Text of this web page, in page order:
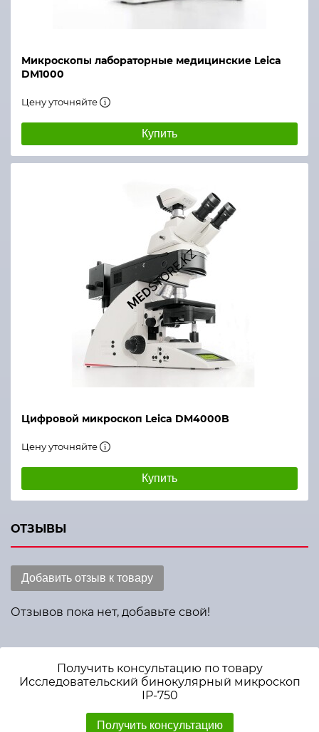
Микроскопы лабораторные медицинские Leica
DM1000
Цену уточняйте
Купить
Цифровой микроскоп Leica DM4000B
Цену уточняйте
Купить
ОТЗЫВЫ
Добавить отзыв к товару
Отзывов пока нет, добавьте свой!
Получить консультацию по товару
Исследовательский бинокулярный микроскоп
IP-750
Получить консультацию